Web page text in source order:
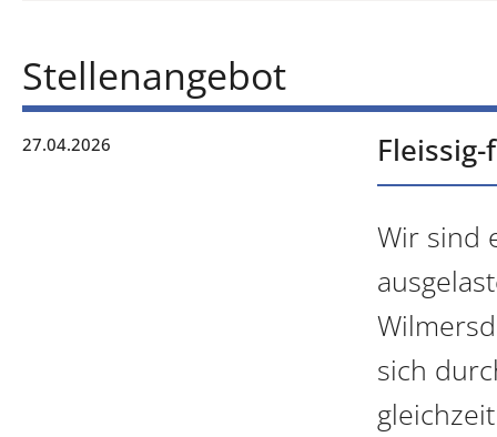
Stellenangebot
27.04.2026
Wir sind
sich